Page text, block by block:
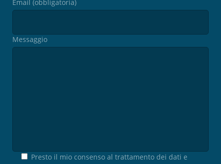
Email (obbligatoria)
Messaggio
Presto il mio consenso al trattamento dei dati e